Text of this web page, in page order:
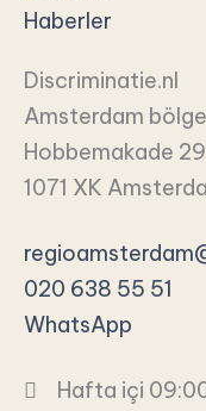
Haberler
Discriminatie.nl
Amsterdam
Hobbemakade
1071 XK
020 638 55 51
WhatsApp
Hafta içi